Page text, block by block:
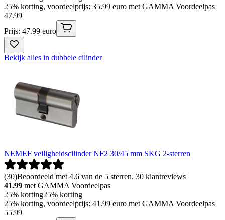
25% korting, voordeelprijs: 35.99 euro met GAMMA Voordeelpas
47.99
Prijs: 47.99 euro
Bekijk alles in dubbele cilinder
NEMEF veiligheidscilinder NF2 30/45 mm SKG 2-sterren
(30)Beoordeeld met 4.6 van de 5 sterren, 30 klantreviews
41.99 met GAMMA Voordeelpas
25% korting25% korting
25% korting, voordeelprijs: 41.99 euro met GAMMA Voordeelpas
55.99